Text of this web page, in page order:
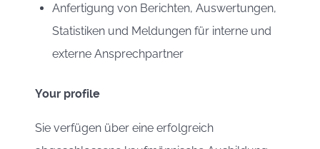
Anfertigung von Berichten, Auswertungen,
Statistiken und Meldungen für interne und
externe Ansprechpartner
Your profile
Sie verfügen über eine erfolgreich